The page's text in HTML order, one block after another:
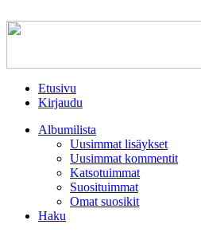
Etusivu
Kirjaudu
Albumilista
Uusimmat lisäykset
Uusimmat kommentit
Katsotuimmat
Suosituimmat
Omat suosikit
Haku